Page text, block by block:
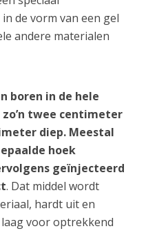
de vorm van een gel
andere materialen
boren in de hele
twee centimeter
diep. Meestal
hoek
geïnjecteerd
. Dat middel wordt
hardt uit en
voor optrekkend